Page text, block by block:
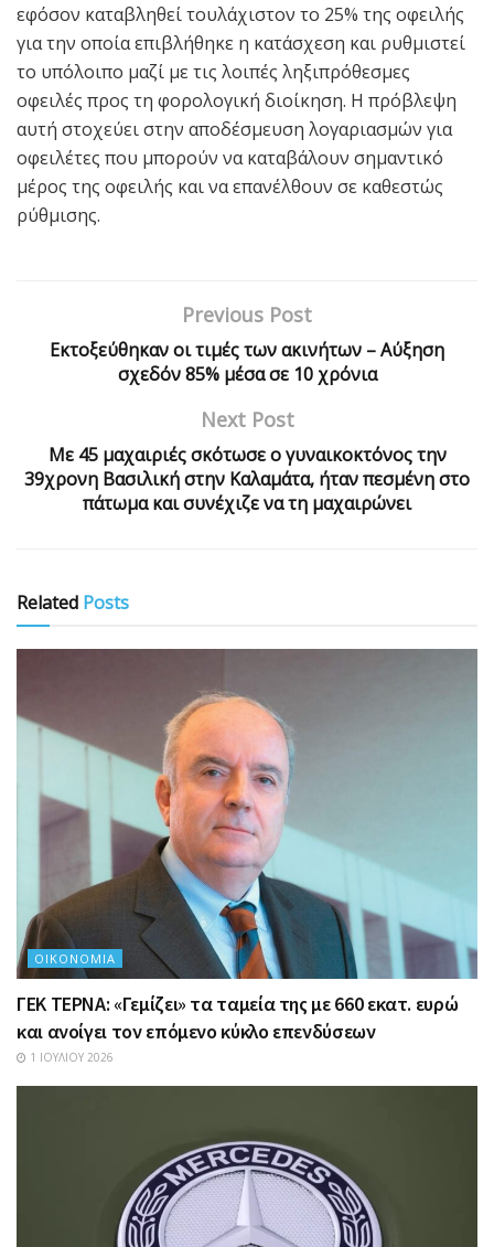
εφόσον καταβληθεί τουλάχιστον το 25% της οφειλής
για την οποία επιβλήθηκε η κατάσχεση και ρυθμιστεί
το υπόλοιπο μαζί με τις λοιπές ληξιπρόθεσμες
οφειλές προς τη φορολογική διοίκηση. Η πρόβλεψη
αυτή στοχεύει στην αποδέσμευση λογαριασμών για
οφειλέτες που μπορούν να καταβάλουν σημαντικό
μέρος της οφειλής και να επανέλθουν σε καθεστώς
ρύθμισης.
Previous Post
Εκτοξεύθηκαν οι τιμές των ακινήτων – Αύξηση
σχεδόν 85% μέσα σε 10 χρόνια
Next Post
Με 45 μαχαιριές σκότωσε ο γυναικοκτόνος την
39χρονη Βασιλική στην Καλαμάτα, ήταν πεσμένη στο
πάτωμα και συνέχιζε να τη μαχαιρώνει
Related Posts
ΟΙΚΟΝΟΜΊΑ
ΓΕΚ ΤΕΡΝΑ: «Γεμίζει» τα ταμεία της με 660 εκατ. ευρώ
και ανοίγει τον επόμενο κύκλο επενδύσεων
1 ΙΟΥΛΊΟΥ 2026